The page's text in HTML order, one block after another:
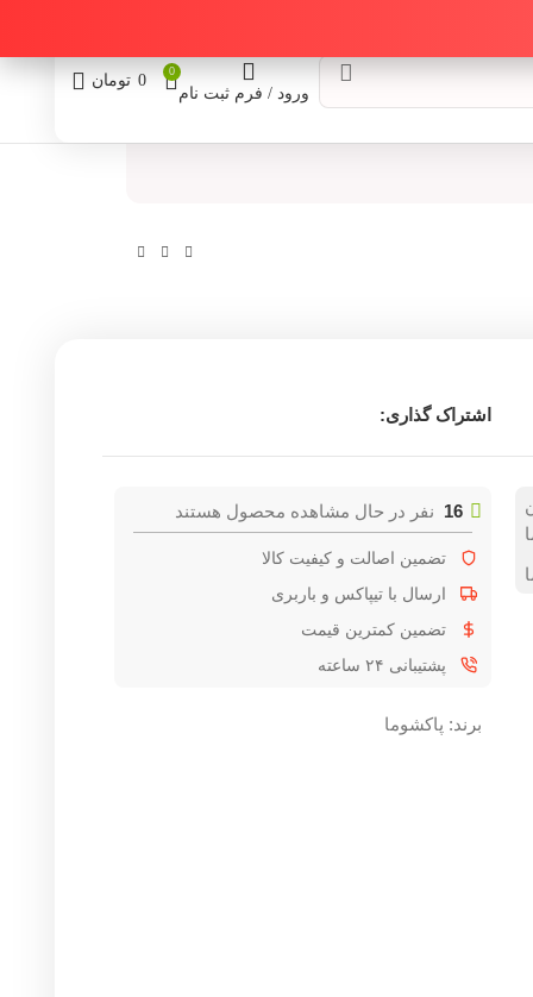
ورود / فرم ثبت نام
0 تومان 0
اشتراک گذاری:
16 نفر در حال مشاهده محصول هستند
تضمین اصالت و کیفیت کالا
ارسال با تیپاکس و باربری
تضمین کمترین قیمت
پشتیبانی ۲۴ ساعته
برند: پاکشوما